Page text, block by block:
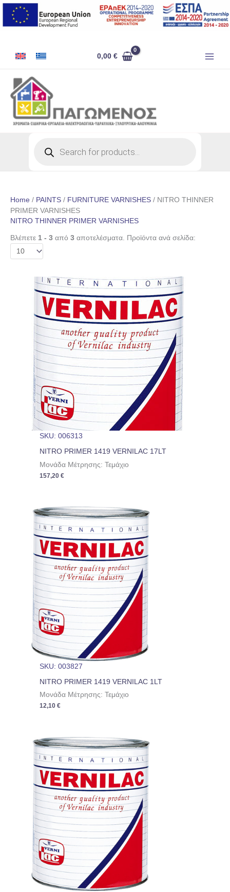
Skip
content
0,00€
Home / PAINTS / FURNITURE VARNISHES / NITRO THINNER
PRIMER VARNISHES
NITRO THINNER PRIMER VARNISHES
Βλέπετε 1 - 3 από 3 αποτελέσματα. Προϊόντα ανά σελίδα:
SKU: 006313
NITRO PRIMER 1419 VERNILAC 17LT
Μονάδα Μέτρησης: Τεμάχιο
157,20€
SKU: 003827
NITRO PRIMER 1419 VERNILAC 1LT
Μονάδα Μέτρησης: Τεμάχιο
12,10€